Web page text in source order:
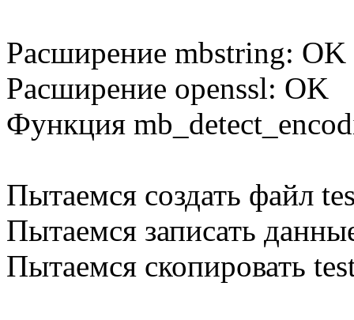
Расширение mbstring: OK
Расширение openssl: OK
Функция
Пытаемся создать файл
Пытаемся записать
Пытаемся скопировать